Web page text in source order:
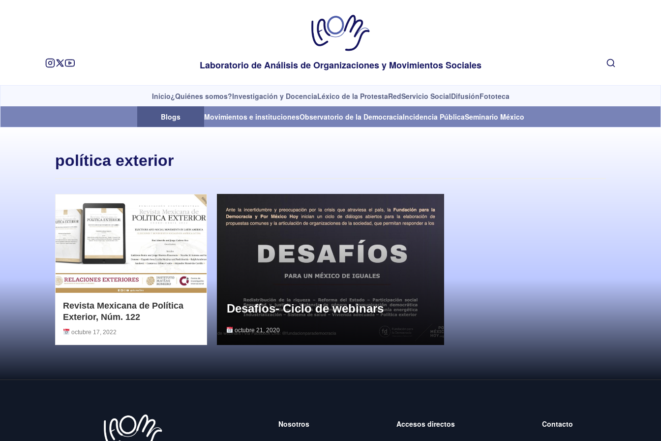
Laboratorio de Análisis de Organizaciones y Movimientos Sociales
Inicio¿Quiénes somos?Investigación y DocenciaLéxico de la ProtestaRedServicio SocialDifusiónFototeca
Blogs Movimientos e institucionesObservatorio de la DemocraciaIncidencia PúblicaSeminario México
política exterior
Revista Mexicana de Política
Exterior, Núm. 122
octubre 17, 2022
Desafíos- Ciclo de webinars
octubre 21, 2020
Nosotros Accesos directos Contacto